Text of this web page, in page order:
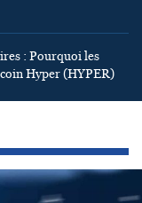
: Pourquoi les
Hyper (HYPER)